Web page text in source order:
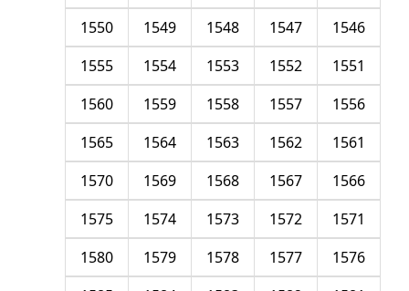
1546
1547
1548
1549
1550
1551
1552
1553
1554
1555
1556
1557
1558
1559
1560
1561
1562
1563
1564
1565
1566
1567
1568
1569
1570
1571
1572
1573
1574
1575
1576
1577
1578
1579
1580